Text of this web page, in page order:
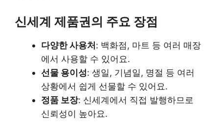
신세계 제품권의 주요 장점
다양한 사용처 : 백화점, 마트 등 여러 매장
에서 사용할 수 있어요.
선물 용이성: 생일, 기념일, 명절 등 여러
상황에서 쉽게 선물할 수 있어요.
정품 보장: 신세계에서 직접 발행하므로
신뢰성이 높아요.